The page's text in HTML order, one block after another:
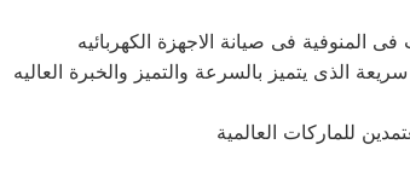
الذى يتميز بالسرعة والتميز والخبرة العاليه